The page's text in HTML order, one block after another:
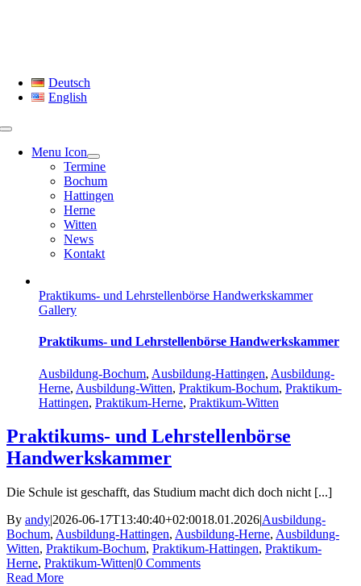
Deutsch
English
Menu Icon
Termine
Bochum
Hattingen
Herne
Witten
News
Kontakt
Praktikums- und Lehrstellenbörse Handwerkskammer
Gallery
Praktikums- und Lehrstellenbörse Handwerkskammer
Ausbildung-Bochum, Ausbildung-Hattingen, Ausbildung-
Herne, Ausbildung-Witten, Praktikum-Bochum, Praktikum-
Hattingen, Praktikum-Herne, Praktikum-Witten
Praktikums- und Lehrstellenbörse
Handwerkskammer
Die Schule ist geschafft, das Studium macht dich doch nicht [...]
By andy|2026-06-17T13:40:40+02:0018.01.2026|Ausbildung-
Bochum, Ausbildung-Hattingen, Ausbildung-Herne, Ausbildung-
Witten, Praktikum-Bochum, Praktikum-Hattingen, Praktikum-
Herne, Praktikum-Witten|0 Comments
Read More